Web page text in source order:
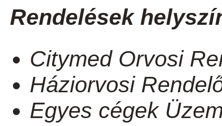
Rendelések
Citymed Orvosi
Háziorvosi
Egyes cégek